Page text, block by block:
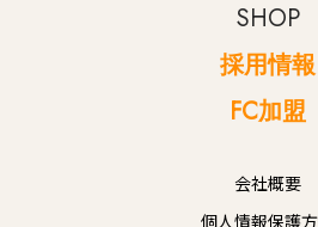
SHOP
採用情報
FC加盟
会社概要
個人情報保護